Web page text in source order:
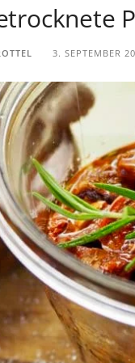
3. SEPTEMBER